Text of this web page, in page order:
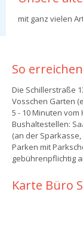
mit ganz vielen
So
Die Schillerstraße
Vosschen Garten
5 - 10 Minuten vom
Bushaltestellen:
(an der Sparkasse,
Parken mit
gebührenpflichtig
Karte Büro